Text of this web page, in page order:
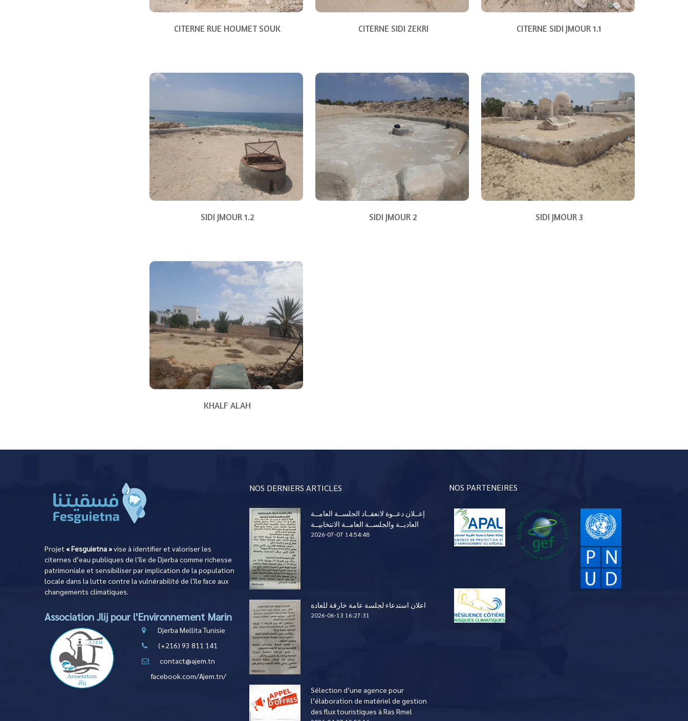
CITERNE RUE HOUMET SOUK CITERNE SIDI ZEKRI CITERNE SIDI JMOUR 1.1
SIDI JMOUR 1.2 SIDI JMOUR 2 SIDI JMOUR 3
KHALF ALAH
Projet « Fesguietna »vise à identifier et valoriser les
citernes d’eau publiques de l'île de Djerba comme richesse
patrimoniale et sensibiliser par implication de la population
locale dans la lutte contre la vulnérabilité de l'île face aux
changements climatiques.
Association Jlij pour l'Environnement Marin
Djerba Mellita Tunisie
(+216) 93 811 141
contact@ajem.tn
facebook.com/Ajem.tn/
NOS DERNIERS ARTICLES
إعــلان دعــوة لانعقــاد الجلســة العامــة
العاديــة والجلســة العامــة الانتخابيــة
2026-07-07 14:54:48
اعلان استدعاء لجلسة عامة خارقة للعادة
2026-06-13 16:27:31
Sélection d’une agence pour
l’élaboration de matériel de gestion
des flux touristiques à Ras Rmel
NOS PARTENEIRES